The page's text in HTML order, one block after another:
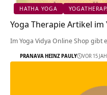
HATHA YOGA
Yoga Therapie Artikel im
Im Yoga Vidya Online Shop
PRANAVA HEINZ PAULY VOR 15